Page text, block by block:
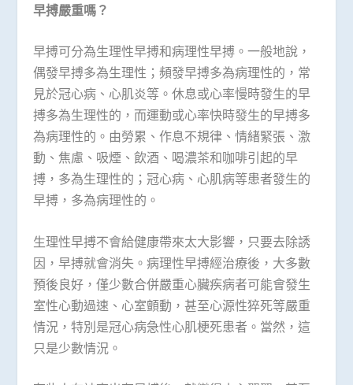
早搏嚴重嗎？
早搏可分為生理性早搏和病理性早搏。一般地說，
偶發早搏多為生理性；頻發早搏多為病理性的，常
見於冠心病、心肌炎等。休息或心率慢時發生的早
搏多為生理性的，而運動或心率快時發生的早搏多
為病理性的。由勞累、作息不規律、情緒緊張、激
動、焦慮、吸煙、飲酒、喝濃茶和咖啡引起的早
搏，多為生理性的；冠心病、心肌病等患者發生的
早搏，多為病理性的。
生理性早搏不會給健康帶來太大影響，只要去除誘
因，早搏就會消失。病理性早搏經治療後，大多數
預後良好，僅少數合併嚴重心臟疾病者可能會發生
室性心動過速、心室顫動，甚至心源性猝死等嚴重
情況，特別是冠心病急性心肌梗死患者。當然，這
只是少數情況。